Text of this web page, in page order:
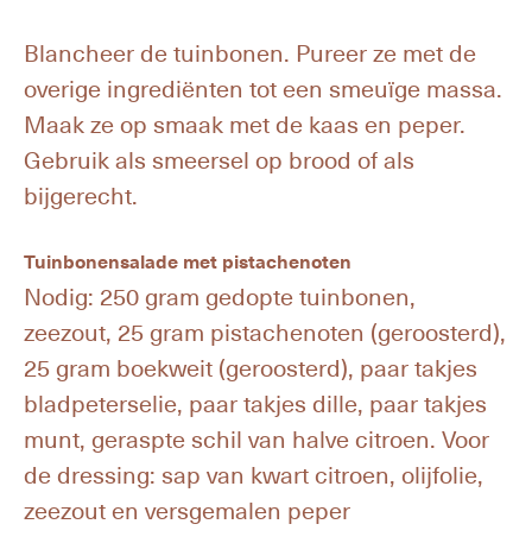
Blancheer de tuinbonen. Pureer ze met de
overige ingrediënten tot een smeuïge massa.
Maak ze op smaak met de kaas en peper.
Gebruik als smeersel op brood of als
bijgerecht.
Tuinbonensalade met pistachenoten
Nodig: 250 gram gedopte tuinbonen,
zeezout, 25 gram pistachenoten (geroosterd),
25 gram boekweit (geroosterd), paar takjes
bladpeterselie, paar takjes dille, paar takjes
munt, geraspte schil van halve citroen. Voor
de dressing: sap van kwart citroen, olijfolie,
zeezout en versgemalen peper